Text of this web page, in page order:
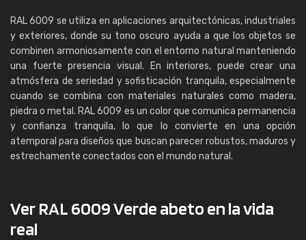
RAL 6009 se utiliza en aplicaciones arquitectónicas, industriales
y exteriores, donde su tono oscuro ayuda a que los objetos se
combinen armoniosamente con el entorno natural manteniendo
una fuerte presencia visual. En interiores, puede crear una
atmósfera de seriedad y sofisticación tranquila, especialmente
cuando se combina con materiales naturales como madera,
piedra o metal. RAL 6009 es un color que comunica permanencia
y confianza tranquila, lo que lo convierte en una opción
atemporal para diseños que buscan parecer robustos, maduros y
estrechamente conectados con el mundo natural.
Ver RAL 6009 Verde abeto en la vida
real